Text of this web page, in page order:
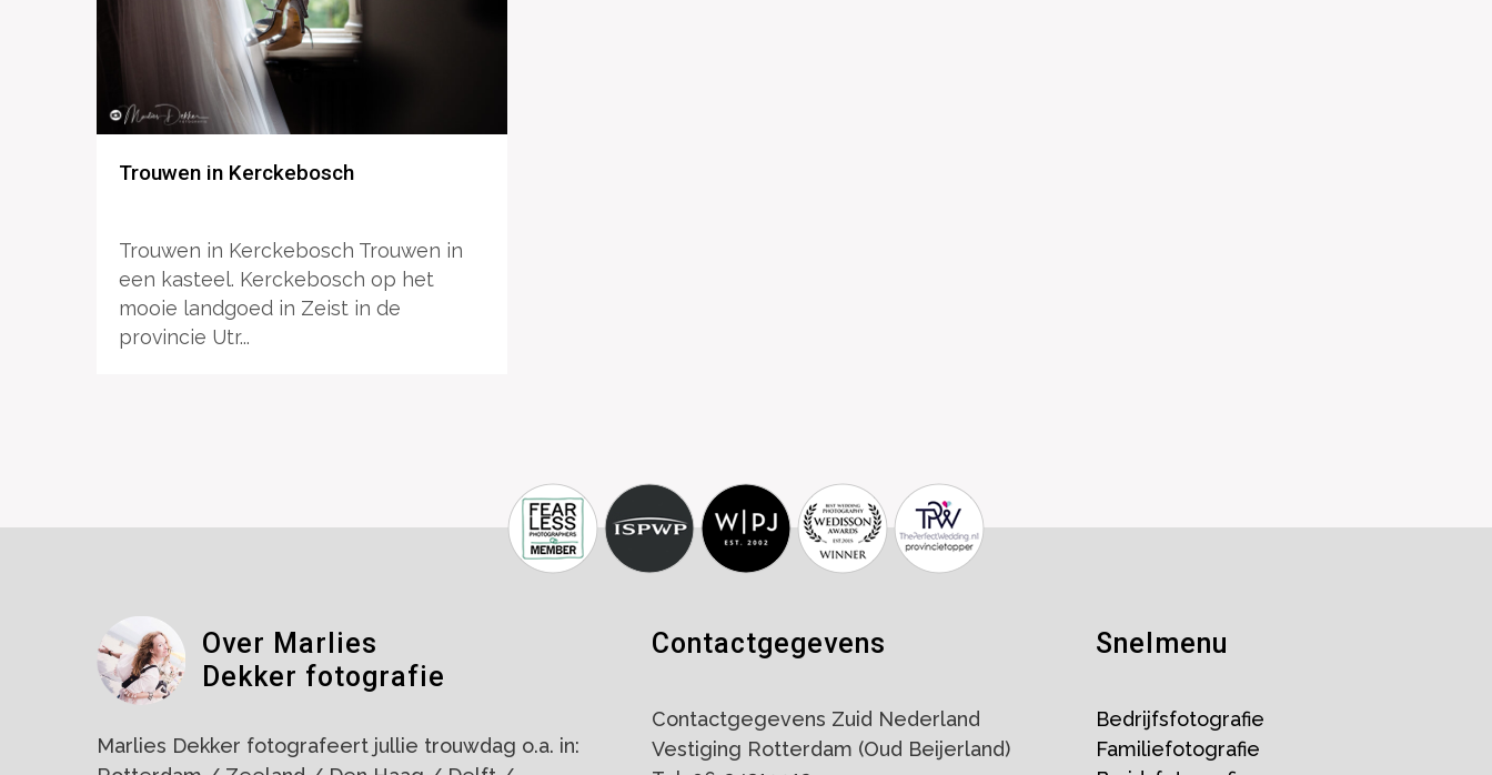
Trouwen in Kerckebosch
Trouwen in Kerckebosch Trouwen in
een kasteel. Kerckebosch op het
mooie landgoed in Zeist in de
provincie Utr...
Over Marlies
Dekker fotografie
Marlies Dekker fotografeert jullie trouwdag o.a. in:
Contactgegevens
Contactgegevens Zuid Nederland
Vestiging Rotterdam (Oud Beijerland)
Snelmenu
Bedrijfsfotografie
Familiefotografie